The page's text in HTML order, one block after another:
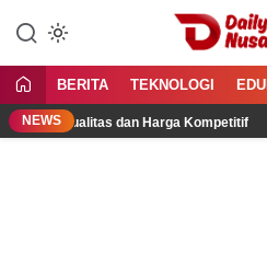
konten
Daily
Menyajikan Fakta,
BERITA TEKNOLOGI
NEWS dan Harga Kompetitif